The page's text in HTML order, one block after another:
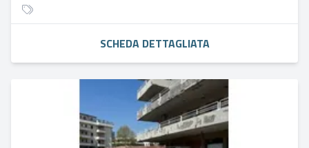
SCHEDA DETTAGLIATA